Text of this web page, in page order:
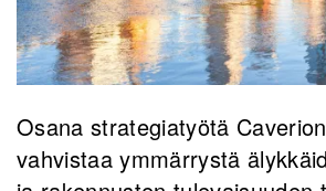
Osana strategiatyötä
vahvistaa ymmärrystä